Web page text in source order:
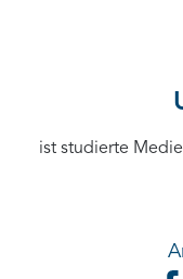
ist studierte